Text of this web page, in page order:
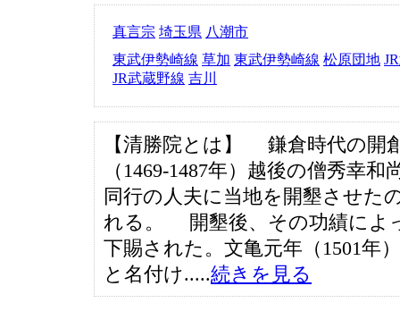
真言宗 埼玉県 八潮市
東武伊勢崎線 草加 東武伊勢崎線 松原団地
JR武蔵野線 吉川
【清勝院とは】 鎌倉時代の開
（1469-1487年）越後の僧秀幸
同行の人夫に当地を開墾させた
れる。 開墾後、その功績によ
下賜された。文亀元年（1501年
と名付け.....続きを見る